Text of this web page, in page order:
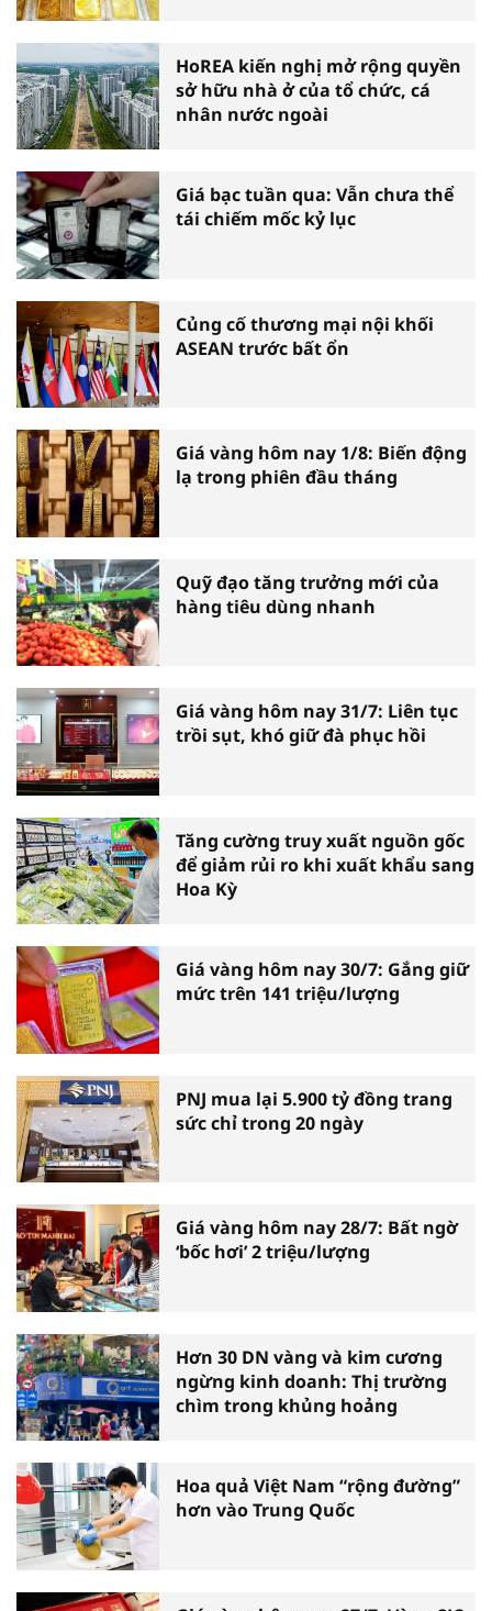
HoREA kiến nghị mở rộng quyền
sở hữu nhà ở của tổ chức, cá
nhân nước ngoài
Giá bạc tuần qua: Vẫn chưa thể
tái chiếm mốc kỷ lục
Củng cố thương mại nội khối
ASEAN trước bất ổn
Giá vàng hôm nay 1/8: Biến động
lạ trong phiên đầu tháng
Quỹ đạo tăng trưởng mới của
hàng tiêu dùng nhanh
Giá vàng hôm nay 31/7: Liên tục
trồi sụt, khó giữ đà phục hồi
Tăng cường truy xuất nguồn gốc
để giảm rủi ro khi xuất khẩu sang
Hoa Kỳ
Giá vàng hôm nay 30/7: Gắng giữ
mức trên 141 triệu/lượng
PNJ mua lại 5.900 tỷ đồng trang
sức chỉ trong 20 ngày
Giá vàng hôm nay 28/7: Bất ngờ
‘bốc hơi’ 2 triệu/lượng
Hơn 30 DN vàng và kim cương
ngừng kinh doanh: Thị trường
chìm trong khủng hoảng
Hoa quả Việt Nam “rộng đường”
hơn vào Trung Quốc